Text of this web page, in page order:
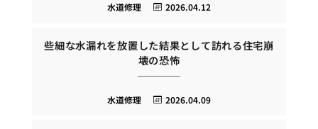
2026.04.12
水道修理
些細な水漏れを放置した結果として訪れる住宅崩
壊の恐怖
2026.04.09
水道修理